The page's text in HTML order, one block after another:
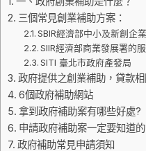
三個常見創業補助方案：
SBIR經濟部中小及新創企
SIIR經濟部商業發展署的
SITI 臺北市政府產發局
政府提供之創業補助，貸款
6個政府補助網站
拿到政府補助案有哪些好處?
申請政府補助案一定要知道
政府補助常見申請須知